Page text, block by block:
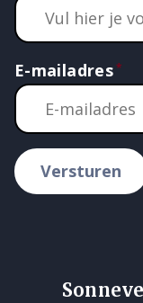
E-mailadres
Versturen